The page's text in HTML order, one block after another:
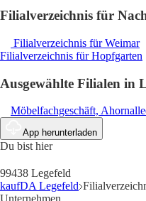
Filialverzeichnis für
Filialverzeichnis für Weimar
Filialverzeichnis für Hopfgarten
Ausgewählte Filialen in
Möbelfachgeschäft,
App herunterladen
Du bist hier
99438 Legefeld
kaufDA Legefeld